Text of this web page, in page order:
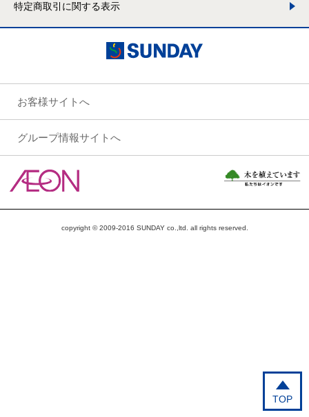
TOP
特定商取引に関する表示
お客様サイトへ
グループ情報サイトへ
copyright © 2009-2016 SUNDAY co.,ltd. all rights reserved.